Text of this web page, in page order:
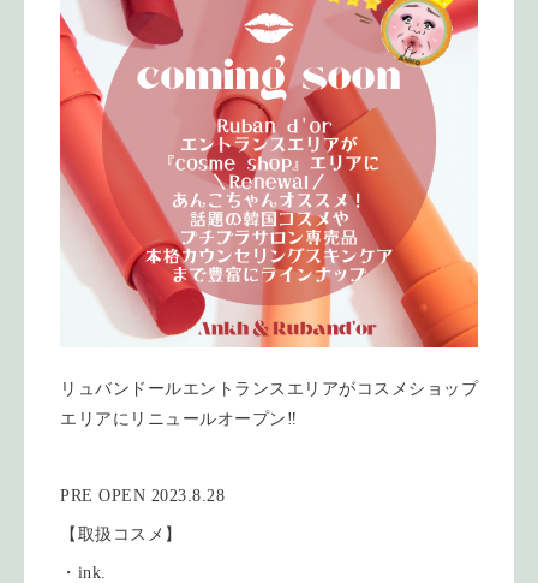
リュバンドールエントランスエリアがコスメショップ
エリアにリニュールオープン‼️
PRE OPEN 2023.8.28
【取扱コスメ】
・ink.